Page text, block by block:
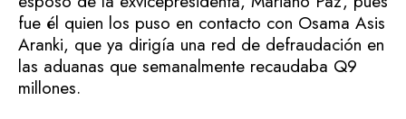
fue él quien los puso en contacto con Osama Asis
Aranki, que ya dirigía una red de defraudación en
las aduanas que semanalmente recaudaba Q9
millones.